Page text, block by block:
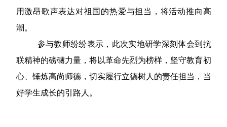
用激昂歌声表达对祖国的热爱与担当，将活动推向高
潮。
参与教师纷纷表示，此次实地研学深刻体会到抗
联精神的磅礴力量，将以革命先烈为榜样，坚守教育初
心、锤炼高尚师德，切实履行立德树人的责任担当，当
好学生成长的引路人。